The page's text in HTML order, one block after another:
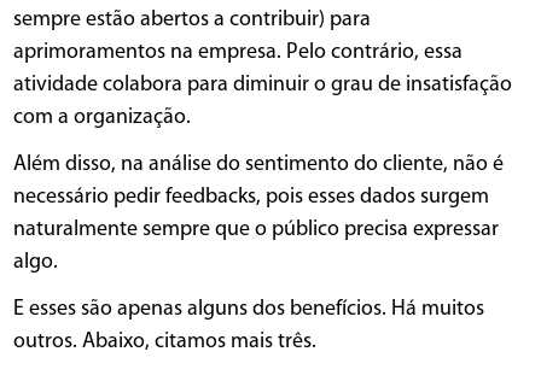
sempre estão abertos a contribuir) para
aprimoramentos na empresa. Pelo contrário, essa
atividade colabora para diminuir o grau de insatisfação
com a organização.
Além disso, na análise do sentimento do cliente, não é
necessário pedir feedbacks, pois esses dados surgem
naturalmente sempre que o público precisa expressar
algo.
E esses são apenas alguns dos benefícios. Há muitos
outros. Abaixo, citamos mais três.